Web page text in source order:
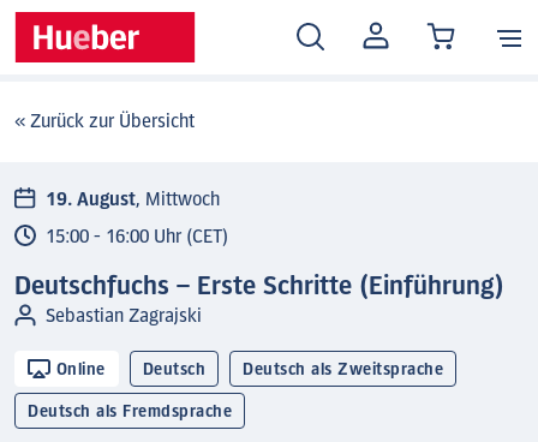
MEIN
KONTO
« Zurück zur Übersicht
19. August, Mittwoch
15:00 - 16:00 Uhr (CET)
Deutschfuchs – Erste Schritte (Einführung)
Sebastian Zagrajski
Online Deutsch Deutsch als Zweitsprache
Deutsch als Fremdsprache